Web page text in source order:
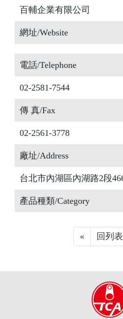
百輔企業有限公司
網址/Website
電話/Telephone
02-2581-7544
傳 真/Fax
02-2561-3778
廠址/Address
台北市內湖區內湖路2段
產品種類/Category
« Previous
回列表